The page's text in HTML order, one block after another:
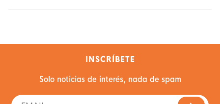
INSCRÍBETE
Solo noticias de interés, nada de spam